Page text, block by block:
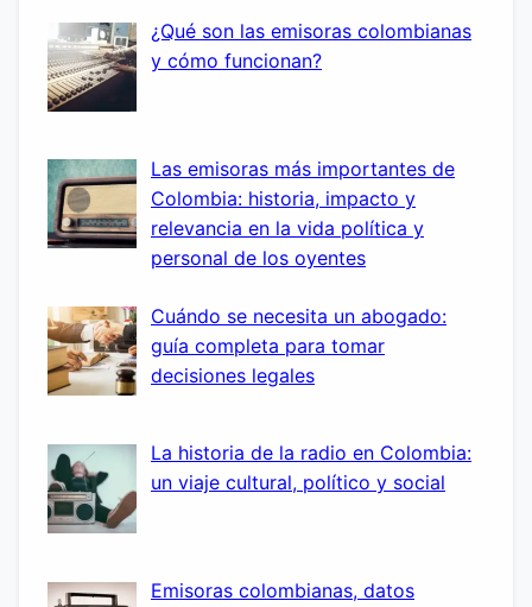
¿Qué son las emisoras colombianas
y cómo funcionan?
Las emisoras más importantes de
Colombia: historia, impacto y
relevancia en la vida política y
personal de los oyentes
Cuándo se necesita un abogado:
guía completa para tomar
decisiones legales
La historia de la radio en Colombia:
un viaje cultural, político y social
Emisoras colombianas, datos